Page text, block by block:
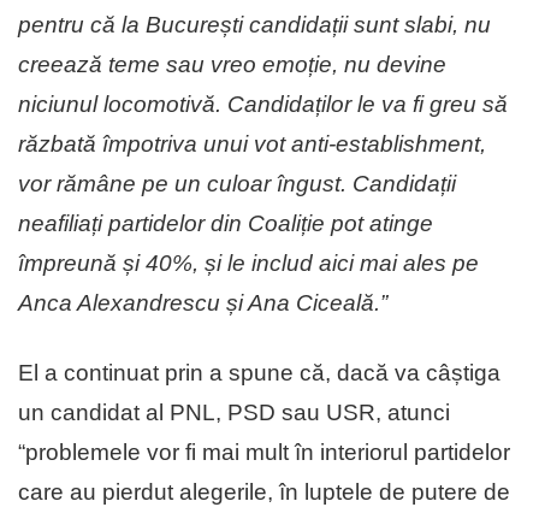
pentru că la București candidații sunt slabi, nu
creează teme sau vreo emoție, nu devine
niciunul locomotivă. Candidaților le va fi greu să
răzbată împotriva unui vot anti-establishment,
vor rămâne pe un culoar îngust. Candidații
neafiliați partidelor din Coaliție pot atinge
împreună și 40%, și le includ aici mai ales pe
Anca Alexandrescu și Ana Ciceală.”
El a continuat prin a spune că, dacă va câștiga
un candidat al PNL, PSD sau USR, atunci
“problemele vor fi mai mult în interiorul partidelor
care au pierdut alegerile, în luptele de putere de